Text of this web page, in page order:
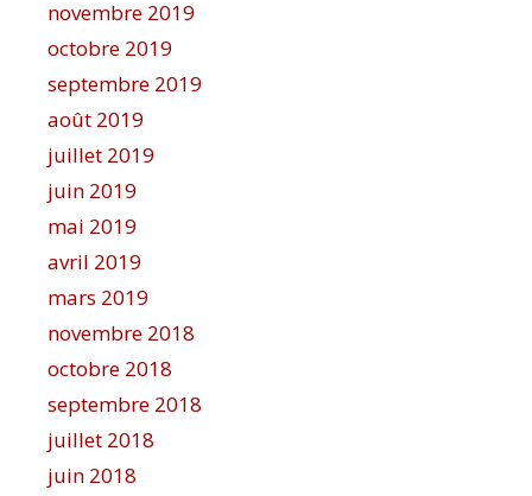
novembre 2019
octobre 2019
septembre 2019
août 2019
juillet 2019
juin 2019
mai 2019
avril 2019
mars 2019
novembre 2018
octobre 2018
septembre 2018
juillet 2018
juin 2018